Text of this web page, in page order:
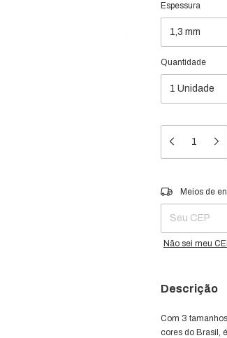
Espessura
Quantidade
Entregas para o
Meios de
Não sei meu
Descrição
Com 3
cores do Brasil,